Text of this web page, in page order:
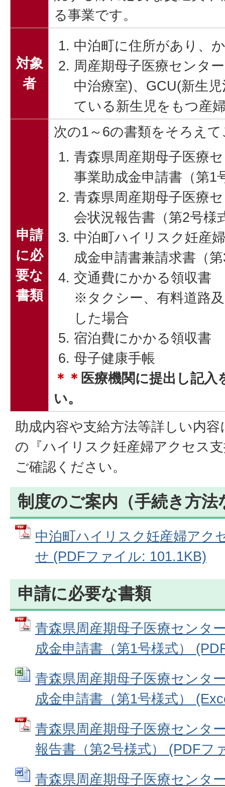
る事業です。
対象
者
中泊町に住所があり、
周産期母子医療センタ
中治療室)、GCU(新生
ている新生児をもつ産
申請
に必
要な
書類
次の1～6の書類をそろえ
青森県周産期母子医療
事業助成金申請書（第1
青森県周産期母子医療
会状況報告書（第2号様
中泊町ハイリスク妊産
成金申請書兼請求書（
交通費にかかる領収書
※タクシー、有料道路
した場合
宿泊費にかかる領収書
母子健康手帳
＊＊ 医療機関に提出し記
い。
助成内容や支給方法等詳しい内
の『ハイリスク妊産婦アクセス
ご確認ください。
制度のご案内（手続き方法
中泊町ハイリスク妊産婦アク
せ (PDFファイル: 101.1KB)
申請に必要な書類
青森県周産期母子医療センタ
成金申請書（第1号様式）
青森県周産期母子医療センタ
成金申請書（第1号様式）
青森県周産期母子医療センタ
報告書（第2号様式） (PDFフ
青森県周産期母子医療センタ